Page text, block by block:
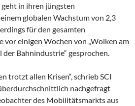
geht in ihren jüngsten
globalen Wachstum von 2,3
für den gesamten
vor einigen Wochen von „Wolken am
Bahnindustrie“ gesprochen.
trotzt allen Krisen“, schrieb SCI
nachgefragt
des Mobilitätsmarkts aus